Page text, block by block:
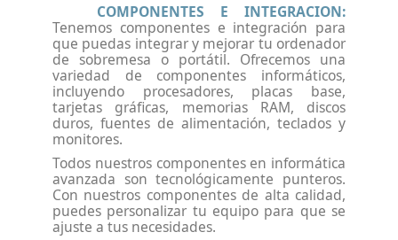
COMPONENTES E INTEGRACION:
Tenemos componentes e integración para
que puedas integrar y mejorar tu ordenador
de sobremesa o portátil. Ofrecemos una
variedad de componentes informáticos,
incluyendo procesadores, placas base,
tarjetas gráficas, memorias RAM, discos
duros, fuentes de alimentación, teclados y
monitores.
Todos nuestros componentes en informática
avanzada son tecnológicamente punteros.
Con nuestros componentes de alta calidad,
puedes personalizar tu equipo para que se
ajuste a tus necesidades.